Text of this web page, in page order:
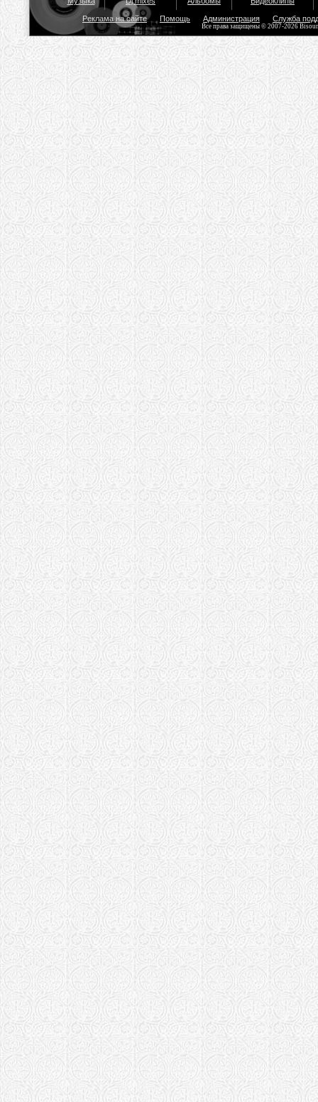
Реклама на сайте Помощь Администрация Служба
Все права защищены © 2007-2026